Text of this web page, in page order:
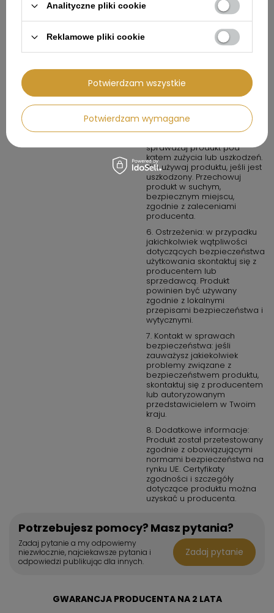
urządzenia w wilgotnych
warunkach, chyba że jest to
produkt oznaczony jako
4. W przypadku produktów
potencjalnie
niebezpiecznych: przechowuj
w miejscach dobrze
wentylowanych i z dala od
5. Konserwacja i
sprawdzaj produkt pod
kątem zużycia lub uszkodzeń.
Nie używaj produktu, jeśli jest
uszkodzony. Przechowuj
produkt w suchym,
bezpiecznym miejscu,
zgodnie z zaleceniami
producenta.
6. Ostrzeżenia: w przypadku
jakichkolwiek wątpliwości
dotyczących bezpieczeństwa
użytkowania skontaktuj się z
producentem lub
sprzedawcą. Produkt
powinien być używany
zgodnie z lokalnymi
przepisami bezpieczeństwa i
wytycznymi.
7. Kontakt w sprawach
bezpieczeństwa: jeśli
zauważysz jakiekolwiek
problemy związane z
bezpieczeństwem produktu,
skontaktuj się z producentem
lub autoryzowanym
przedstawicielem w Twoim
kraju.
8. Dodatkowe informacje:
Produkt został przetestowany
zgodnie z obowiązującymi
normami bezpieczeństwa na
rynku UE. Certyfikaty
zgodności i szczegóły
dotyczące produktu można
uzyskać u producenta.
Potrzebujesz pomocy? Masz pytania?
Zadaj pytanie a my odpowiemy
niezwłocznie, najciekawsze pytania i
odpowiedzi publikując dla innych.
Zadaj pytanie
GWARANCJA PRODUCENTA NA 2 LATA
Analityczne pliki cookie
Reklamowe pliki cookie
Potwierdzam wymagane
Potwierdzam wszystkie